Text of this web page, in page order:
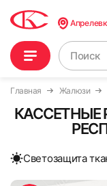
Главная Жалюзи
КАССЕТНЫЕ
Cветозащита